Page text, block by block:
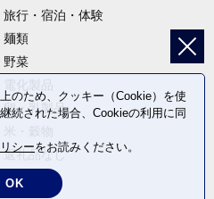
旅行・宿泊・体験
麺類
野菜
卵・乳製品
返礼品なし
のため、クッキー（Cookie）を使
続された場合、Cookieの利用に同
シーをお読みください。
OK